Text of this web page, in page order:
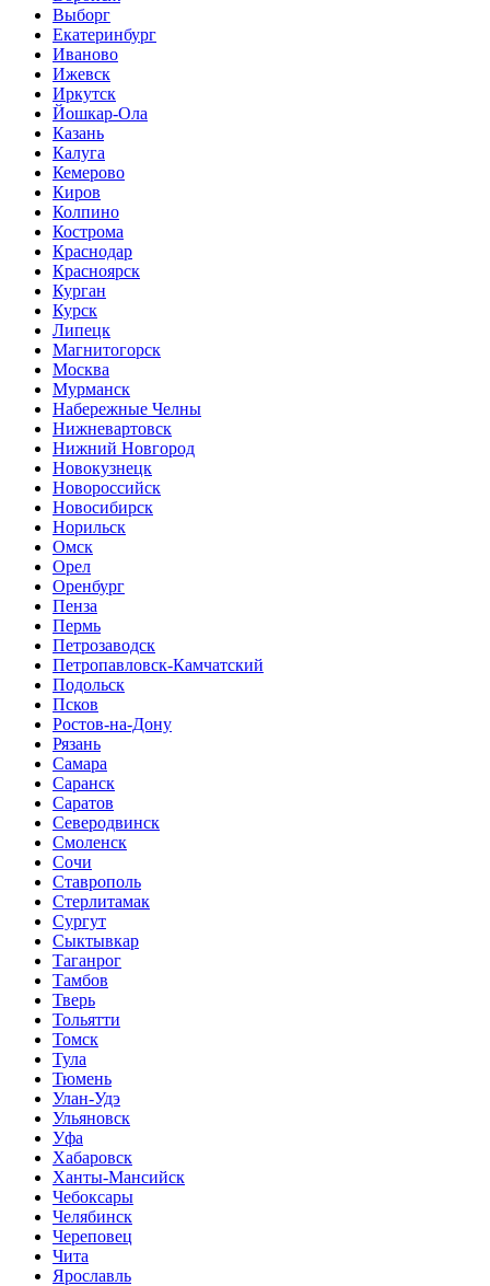
Выборг
Екатеринбург
Иваново
Ижевск
Иркутск
Йошкар-Ола
Казань
Калуга
Кемерово
Киров
Колпино
Кострома
Краснодар
Красноярск
Курган
Курск
Липецк
Магнитогорск
Москва
Мурманск
Набережные Челны
Нижневартовск
Нижний Новгород
Новокузнецк
Новороссийск
Новосибирск
Норильск
Омск
Орел
Оренбург
Пенза
Пермь
Петрозаводск
Петропавловск-Камчатский
Подольск
Псков
Ростов-на-Дону
Рязань
Самара
Саранск
Саратов
Северодвинск
Смоленск
Сочи
Ставрополь
Стерлитамак
Сургут
Сыктывкар
Таганрог
Тамбов
Тверь
Тольятти
Томск
Тула
Тюмень
Улан-Удэ
Ульяновск
Уфа
Хабаровск
Ханты-Мансийск
Чебоксары
Челябинск
Череповец
Чита
Ярославль